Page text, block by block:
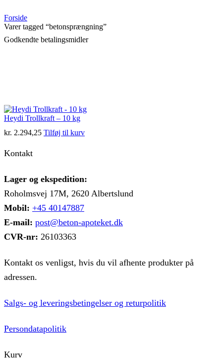
Forside
Varer tagged “betonsprængning”
Godkendte betalingsmidler
Heydi Trollkraft – 10 kg
kr. 2.294,25 Tilføj til kurv
Kontakt
Lager og ekspedition:
Roholmsvej 17M, 2620 Albertslund
Mobil: +45 40147887
E-mail: post@beton-apoteket.dk
CVR-nr: 26103363
Kontakt os venligst, hvis du vil afhente produkter på
adressen.
Salgs- og leveringsbetingelser og returpolitik
Persondatapolitik
Kurv